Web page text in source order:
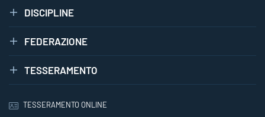
DISCIPLINE
FEDERAZIONE
TESSERAMENTO
TESSERAMENTO ONLINE